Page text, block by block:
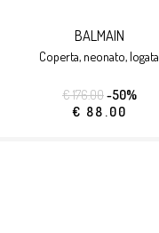
BALMAIN
coperta, neonato, logata.
€ 176.00-50%
€ 88.00